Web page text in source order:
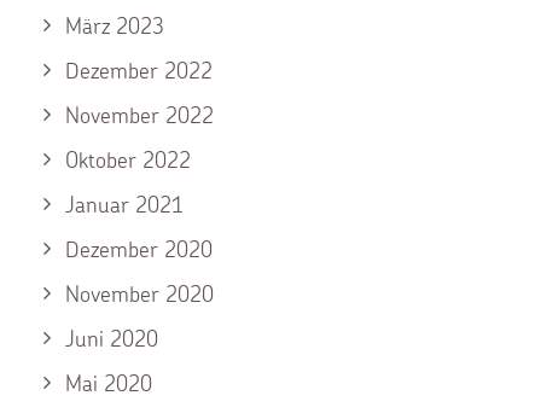
März 2023
Dezember 2022
November 2022
Oktober 2022
Januar 2021
Dezember 2020
November 2020
Juni 2020
Mai 2020